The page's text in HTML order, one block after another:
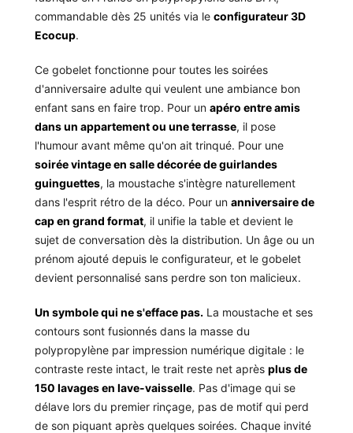
commandable dès 25 unités via le configurateur 3D
Ecocup.
Ce gobelet fonctionne pour toutes les soirées
d'anniversaire adulte qui veulent une ambiance bon
enfant sans en faire trop. Pour un apéro entre amis
dans un appartement ou une terrasse, il pose
l'humour avant même qu'on ait trinqué. Pour une
soirée vintage en salle décorée de guirlandes
guinguettes, la moustache s'intègre naturellement
dans l'esprit rétro de la déco. Pour un anniversaire de
cap en grand format, il unifie la table et devient le
sujet de conversation dès la distribution. Un âge ou un
prénom ajouté depuis le configurateur, et le gobelet
devient personnalisé sans perdre son ton malicieux.
Un symbole qui ne s'efface pas. La moustache et ses
contours sont fusionnés dans la masse du
polypropylène par impression numérique digitale : le
contraste reste intact, le trait reste net après plus de
150 lavages en lave-vaisselle. Pas d'image qui se
délave lors du premier rinçage, pas de motif qui perd
de son piquant après quelques soirées. Chaque invité